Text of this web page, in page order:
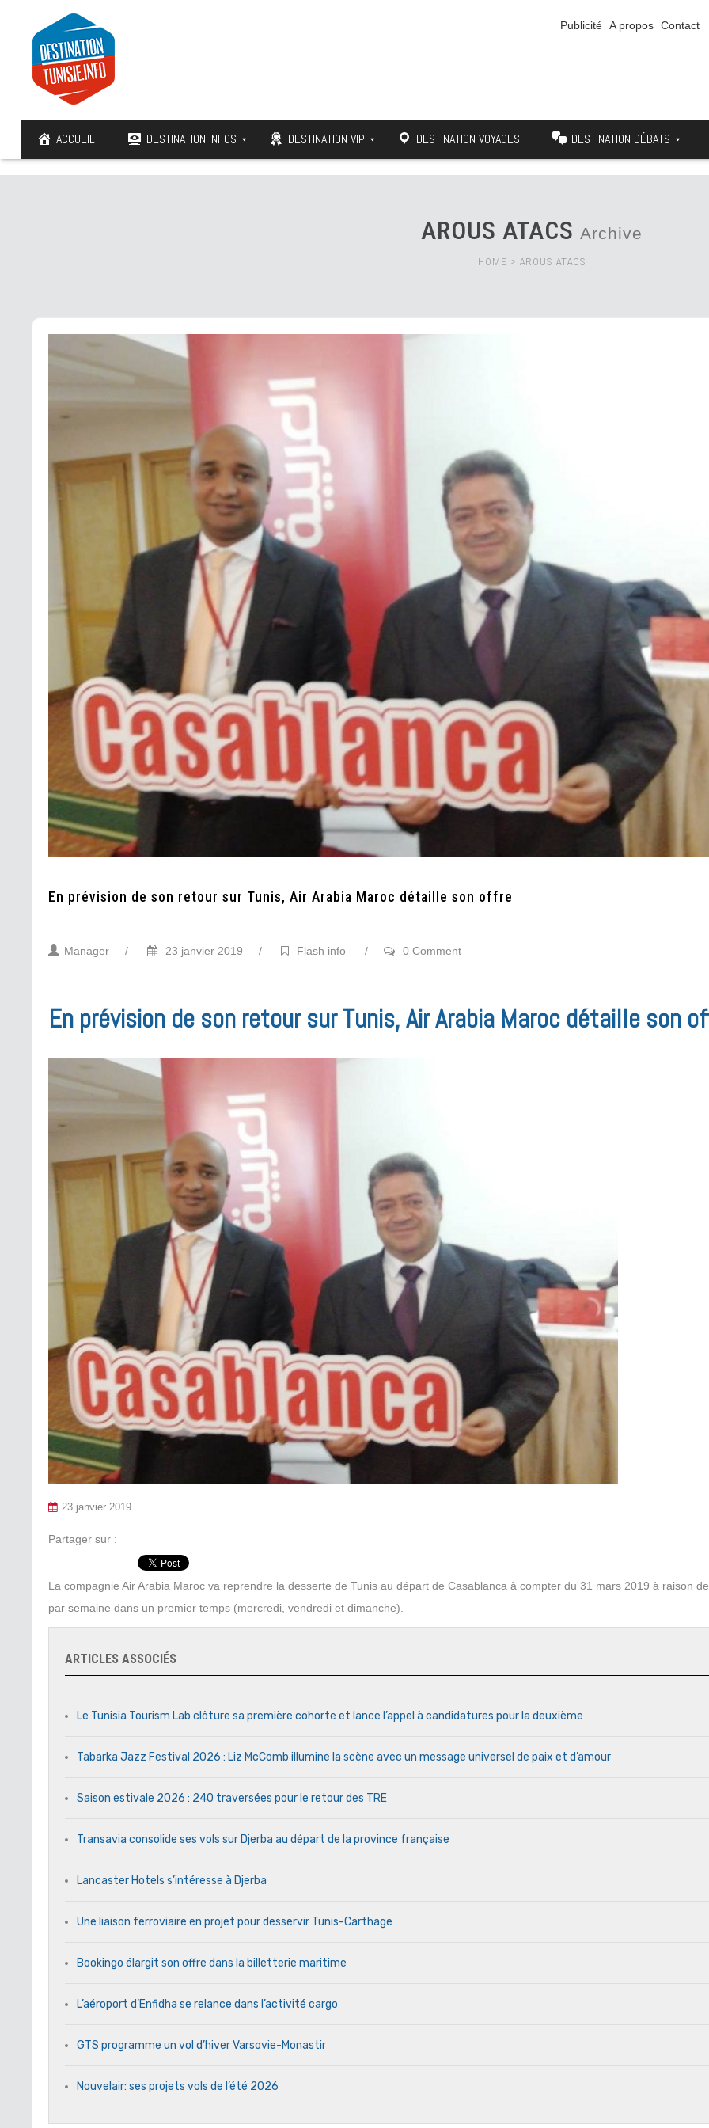
Publicité A propos Contact
ACCUEIL DESTINATION INFOS DESTINATION VIP DESTINATION VOYAGES DESTINATION DÉBATS
AROUS ATACS Archive
HOME > AROUS ATACS
En prévision de son retour sur Tunis, Air Arabia Maroc détaille son offre
Manager / 23 janvier 2019 / Flash info / 0 Comment
En prévision de son retour sur Tunis, Air Arabia Maroc détaille son
23 janvier 2019
Partager sur :
La compagnie Air Arabia Maroc va reprendre la desserte de Tunis au départ de Casablanca à compter du 31 mars 2019 à raison
par semaine dans un premier temps (mercredi, vendredi et dimanche).
ARTICLES ASSOCIÉS
Le Tunisia Tourism Lab clôture sa première cohorte et lance l’appel à candidatures pour la deuxième
Tabarka Jazz Festival 2026 : Liz McComb illumine la scène avec un message universel de paix et d’amour
Saison estivale 2026 : 240 traversées pour le retour des TRE
Transavia consolide ses vols sur Djerba au départ de la province française
Lancaster Hotels s’intéresse à Djerba
Une liaison ferroviaire en projet pour desservir Tunis-Carthage
Bookingo élargit son offre dans la billetterie maritime
L’aéroport d’Enfidha se relance dans l’activité cargo
GTS programme un vol d’hiver Varsovie-Monastir
Nouvelair: ses projets vols de l’été 2026